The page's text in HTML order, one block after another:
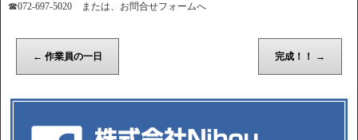
☎072-697-5020 または、お問合せフォームへ
← 作業員の一日 完成！！ →